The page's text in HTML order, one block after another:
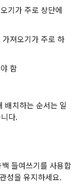
기가 주로 상단에
져오기가 주로 하
함
배치하는 순서는 일
다.
들여쓰기를 사용합
성을 유지하세요.